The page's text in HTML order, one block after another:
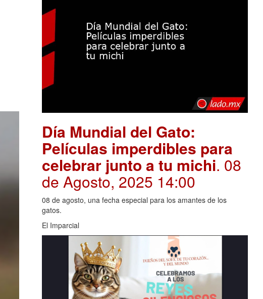
Día Mundial del Gato:
Películas imperdibles para
celebrar junto a tu michi. 08
de Agosto, 2025 14:00
08 de agosto, una fecha especial para los amantes de los
gatos.
El Imparcial